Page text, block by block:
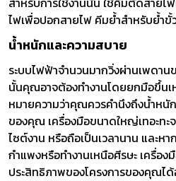
ไฟเพื่อปอกสายไฟ คีมย้ำสำหรับย้ำ
น้ำหนักและความสบาย
ระบบไฟฟ้าจำนวนมากวิ่งผ่านเพดา
นั้นคุณอาจต้องทำงานโดยยกมือขึ้น
หมายความว่าคุณควรคำนึงถึงน้ำหนั
ของคุณ เครื่องมือขนาดใหญ่เทอะทะ
ไซต์งาน หรือถือเป็นเวลานาน และห
กำแพงหรือทำงานเหนือศีรษะ เครื่อง
ประสิทธิภาพของโครงการของคุณไ